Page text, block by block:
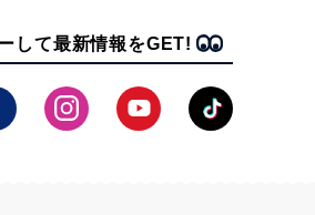
して最新情報をGET!